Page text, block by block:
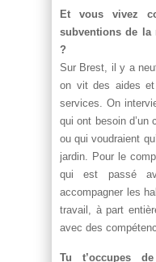
Et vous vivez
subventions de la
?
Sur Brest, il y a
on vit des aides
services. On
qui ont besoin d’un
ou qui voudraient
jardin. Pour le
qui est passé
accompagner les
travail, à part
avec des
Tu t’occupes